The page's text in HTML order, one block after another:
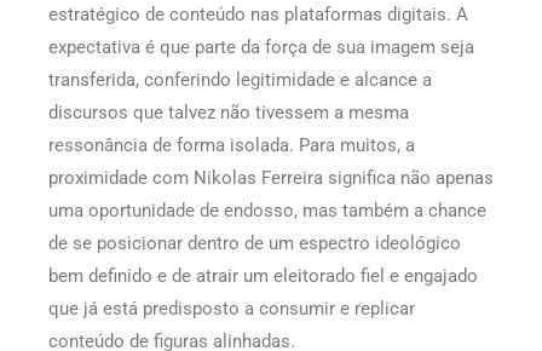
estratégico de conteúdo nas plataformas digitais. A
expectativa é que parte da força de sua imagem seja
transferida, conferindo legitimidade e alcance a
discursos que talvez não tivessem a mesma
ressonância de forma isolada. Para muitos, a
proximidade com Nikolas Ferreira significa não apenas
uma oportunidade de endosso, mas também a chance
de se posicionar dentro de um espectro ideológico
bem definido e de atrair um eleitorado fiel e engajado
que já está predisposto a consumir e replicar
conteúdo de figuras alinhadas.